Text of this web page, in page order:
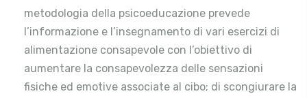
metodologia della psicoeducazione prevede
l’informazione e l’insegnamento di vari esercizi di
alimentazione consapevole con l’obiettivo di
aumentare la consapevolezza delle sensazioni
fisiche ed emotive associate al cibo; di scongiurare la